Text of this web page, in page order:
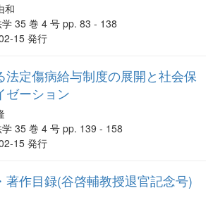
和
35 巻 4 号 pp. 83 - 138
15 発行
法定傷病給与制度の展開と社会保
ゼーション
35 巻 4 号 pp. 139 - 158
15 発行
著作目録(谷啓輔教授退官記念号)